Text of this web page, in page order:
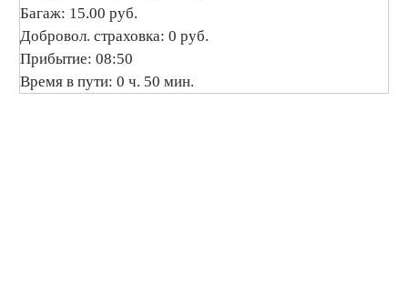
Багаж: 15.00 руб.
Добровол. страховка: 0 руб.
Прибытие: 08:50
Время в пути: 0 ч. 50 мин.